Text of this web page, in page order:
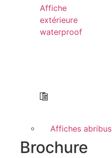
Affiche
extérieure
waterproof
Affiches abribus
Brochure